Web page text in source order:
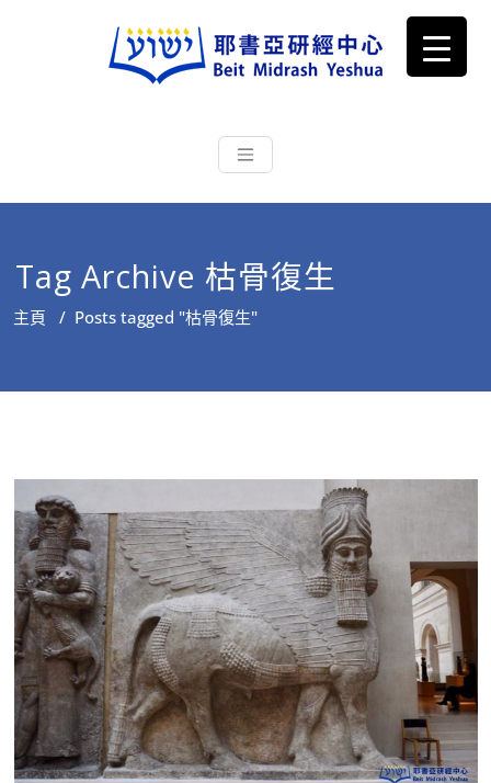
耶書亞研經中心
根源明白聖經，成為更好的門徒
Tag Archive 枯骨復生
主頁 / Posts tagged "枯骨復生"